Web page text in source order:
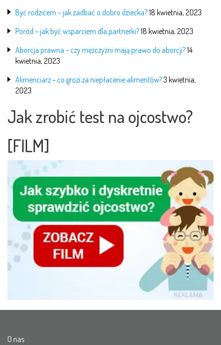
Być rodzicem – jak zadbać o dobro dziecka?18 kwietnia, 2023
Poród – jak być wsparciem dla partnerki?18 kwietnia, 2023
Aborcja prawna – czy mężczyźni mają prawo do aborcji?14
kwietnia, 2023
Alimenciarz – co grozi za niepłacenie alimentów?3 kwietnia,
2023
Jak zrobić test na ojcostwo?
[FILM]
O nas